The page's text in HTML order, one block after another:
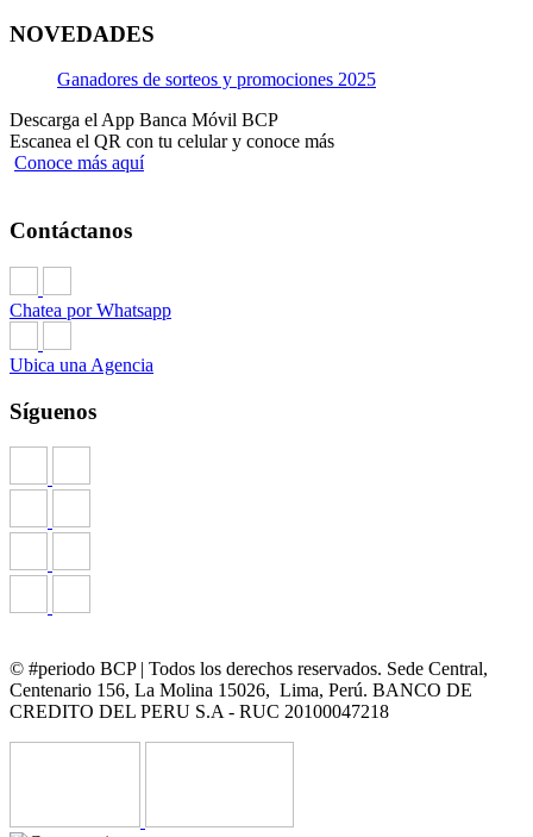
NOVEDADES
Ganadores de sorteos y promociones 2025
Descarga el App Banca Móvil BCP
Escanea el QR con tu celular y conoce más
Conoce más aquí
Contáctanos
Chatea por Whatsapp
Ubica una Agencia
Síguenos
© #periodo BCP | Todos los derechos reservados. Sede Central,
Centenario 156, La Molina 15026, Lima, Perú. BANCO DE
CREDITO DEL PERU S.A - RUC 20100047218